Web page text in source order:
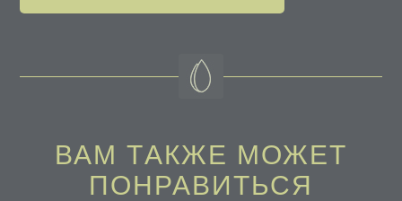
ВАМ ТAКЖЕ МОЖЕТ
ПОНРАВИТЬСЯ